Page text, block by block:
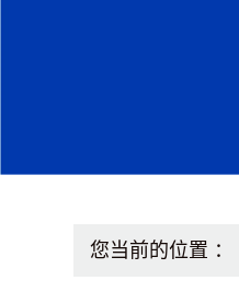
您当前的位置 ：